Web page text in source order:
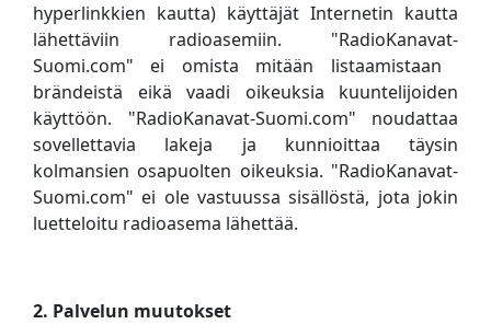
hyperlinkkien kautta) käyttäjät Internetin kautta
lähettäviin radioasemiin. "RadioKanavat-
Suomi.com" ei omista mitään listaamistaan ​​
brändeistä eikä vaadi oikeuksia kuuntelijoiden
käyttöön. "RadioKanavat-Suomi.com" noudattaa
sovellettavia lakeja ja kunnioittaa täysin
kolmansien osapuolten oikeuksia. "RadioKanavat-
Suomi.com" ei ole vastuussa sisällöstä, jota jokin
luetteloitu radioasema lähettää.
2. Palvelun muutokset